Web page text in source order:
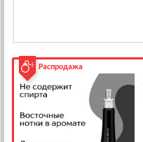
Распродажа